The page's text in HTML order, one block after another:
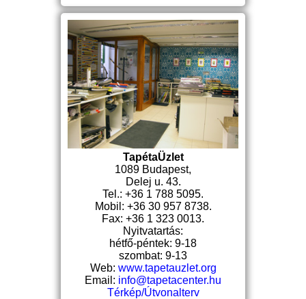
TapétaÜzlet
1089 Budapest,
Delej u. 43.
Tel.: +36 1 788 5095.
Mobil: +36 30 957 8738.
Fax: +36 1 323 0013.
Nyitvatartás:
hétfő-péntek: 9-18
szombat: 9-13
Web: www.tapetauzlet.org
Email: info@tapetacenter.hu
Térkép/Útvonalterv